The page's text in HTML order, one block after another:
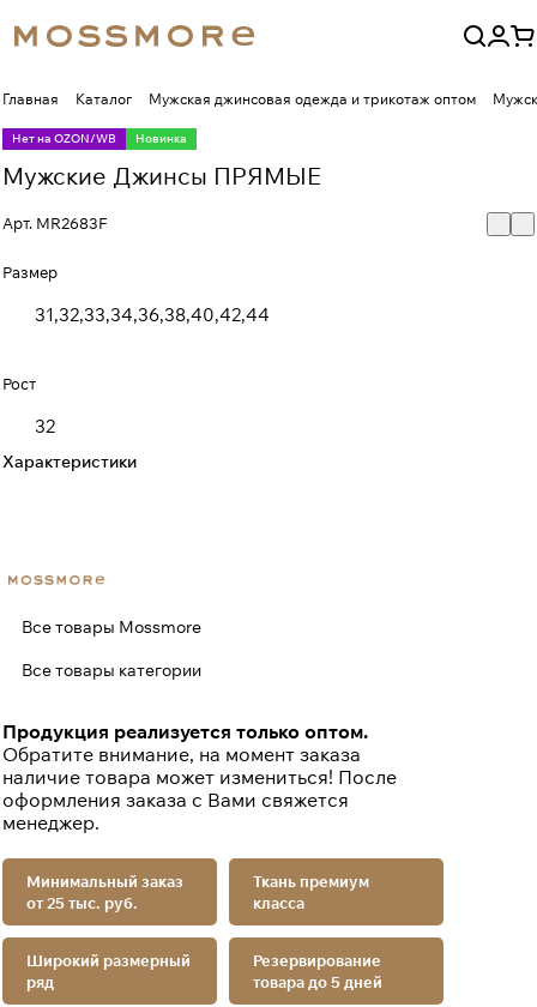
Главная Каталог Мужская джинсовая одежда и трикотаж оптом
Нет на OZON/WB Новинка
Мужские Джинсы ПРЯМЫЕ
Арт. MR2683F
Размер
31,32,33,34,36,38,40,42,44
Рост
32
Характеристики
Все товары Mossmore
Все товары категории
Продукция реализуется только оптом.
Обратите внимание, на момент заказа
наличие товара может измениться! После
оформления заказа с Вами свяжется
менеджер.
Минимальный заказ
от 25 тыс. руб.
Ткань премиум
класса
Широкий размерный
ряд
Резервирование
товара до 5 дней